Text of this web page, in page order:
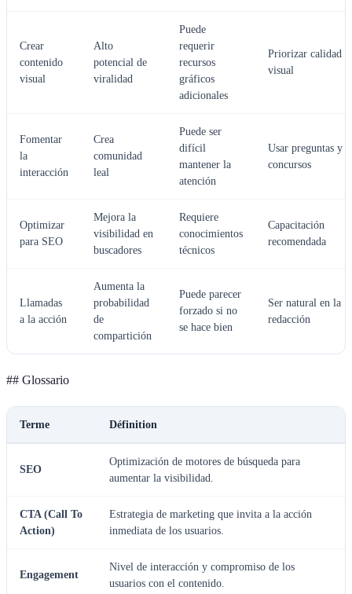
Crear
contenido
visual
Alto
potencial de
viralidad
Puede
requerir
recursos
gráficos
adicionales
Priorizar calidad
visual
Fomentar
la
interacción
Crea
comunidad
leal
Puede ser
difícil
mantener la
atención
Usar preguntas y
concursos
Optimizar
para SEO
Mejora la
visibilidad en
buscadores
Requiere
conocimientos
técnicos
Capacitación
recomendada
Llamadas
a la acción
Aumenta la
probabilidad
de
compartición
Puede parecer
forzado si no
se hace bien
Ser natural en la
redacción
## Glossario
Terme Définition
SEO
Optimización de motores de búsqueda para
aumentar la visibilidad.
CTA (Call To
Action)
Estrategia de marketing que invita a la acción
inmediata de los usuarios.
Engagement
Nivel de interacción y compromiso de los
usuarios con el contenido.